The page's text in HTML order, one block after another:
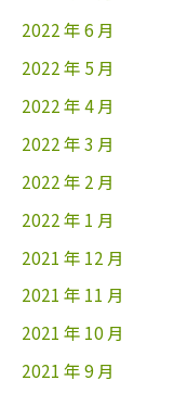
2022 年 6 月
2022 年 5 月
2022 年 4 月
2022 年 3 月
2022 年 2 月
2022 年 1 月
2021 年 12 月
2021 年 11 月
2021 年 10 月
2021 年 9 月